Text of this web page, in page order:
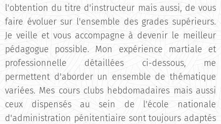
l'obtention du titre d'instructeur mais aussi, de vous
faire évoluer sur l'ensemble des grades supérieurs.
Je veille et vous accompagne à devenir le meilleur
pédagogue possible. Mon expérience martiale et
professionnelle détaillées ci-dessous, me
permettent d'aborder un ensemble de thématique
variées. Mes cours clubs hebdomadaires mais aussi
ceux dispensés au sein de l'école nationale
d'administration pénitentiaire sont toujours adaptés